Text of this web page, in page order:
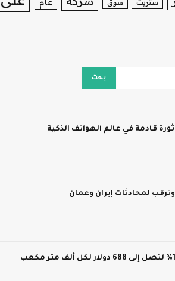
ستريت سوق
قادمة في عالم الهواتف الذكية
لمحادثات إيران وعمان